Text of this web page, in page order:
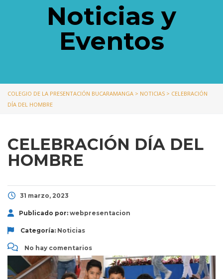
Noticias y
Eventos
COLEGIO DE LA PRESENTACIÓN BUCARAMANGA > NOTICIAS > CELEBRACIÓN
DÍA DEL HOMBRE
CELEBRACIÓN DÍA DEL
HOMBRE
31 marzo, 2023
Publicado por: webpresentacion
Categoría: Noticias
No hay comentarios